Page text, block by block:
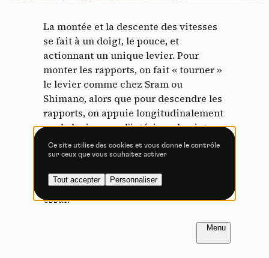
La montée et la descente des vitesses
se fait à un doigt, le pouce, et
actionnant un unique levier. Pour
monter les rapports, on fait « tourner »
le levier comme chez Sram ou
Shimano, alors que pour descendre les
rapports, on appuie longitudinalement
sur le levier, vers l’intérieur du cintre.
Un pédalier et des freins sont aussi au
programme, le tout à des tarifs plutôt
accessibles. Nous vous en dirons plus
très bientôt car nous avons prévu un
essai.
Vidéos
Les services de partage de vidéo permettent d'enrichir
visibilité.
Vimeo interdit -Ce service peut déposer
Autoriser Interdire
YouTube interdit -
déposer 4 cookies.
Ce site utilise des cookies et vous donne le contrôle
sur ceux que vous souhaitez activer
Tout accepter Personnaliser